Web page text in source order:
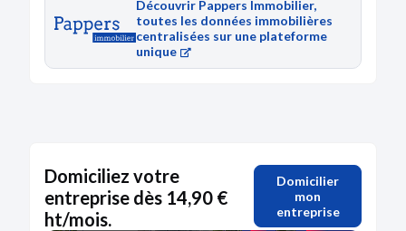
Découvrir Pappers Immobilier,
toutes les données immobilières
centralisées sur une plateforme
unique
Domiciliez votre
entreprise dès 14,90 €
ht/mois.
Domicilier
mon
entreprise